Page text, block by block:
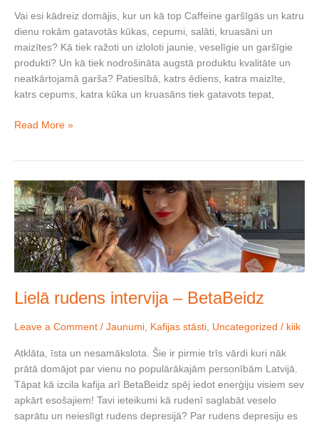
Vai esi kādreiz domājis, kur un kā top Caffeine garšīgās un katru
dienu rokām gatavotās kūkas, cepumi, salāti, kruasāni un
maizītes? Kā tiek ražoti un izloloti jaunie, veselīgie un garšīgie
produkti? Un kā tiek nodrošināta augstā produktu kvalitāte un
neatkārtojamā garša? Patiesībā, katrs ēdiens, katra maizīte,
katrs cepums, katra kūka un kruasāns tiek gatavots tepat,
Read More »
Lielā rudens intervija – BetaBeidz
Leave a Comment / Jaunumi, Kafijas stāsti, Uncategorized / kiik
Atklāta, īsta un nesamākslota. Šie ir pirmie trīs vārdi kuri nāk
prātā domājot par vienu no populārākajām personībām Latvijā.
Tāpat kā izcila kafija arī BetaBeidz spēj iedot enerģiju visiem sev
apkārt esošajiem! Tavi ieteikumi kā rudenī saglabāt veselo
saprātu un neieslīgt rudens depresijā? Par rudens depresiju es
Lielā
rudens
intervija
–
BetaBeidz